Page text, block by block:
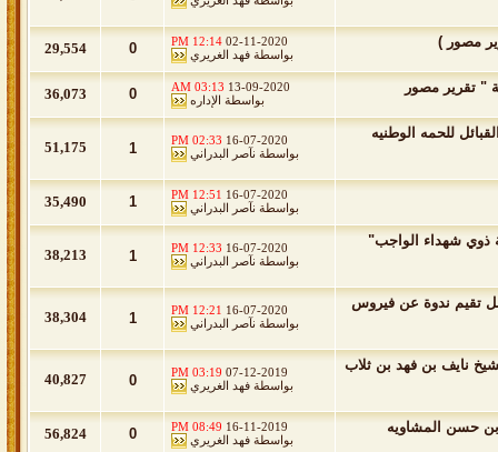
مصور ) 02-11-2020
12:14 PM
بواسطة فهد الغريري 0
29,554
" تقرير مصور 13-09-2020
03:13 AM
بواسطة الإداره 0
36,073
للحمه الوطنيه 16-07-2020
02:33 PM
بواسطة نآصر البدراني 1
51,175
16-07-2020
12:51 PM
بواسطة نآصر البدراني 1
35,490
ذوي شهداء الواجب" 16-07-2020
12:33 PM
بواسطة نآصر البدراني 1
38,213
تقيم ندوة عن فيروس 16-07-2020
12:21 PM
بواسطة نآصر البدراني 1
38,304
نايف بن فهد بن ثلاب 07-12-2019
03:19 PM
بواسطة فهد الغريري 0
40,827
بن حسن المشاويه 16-11-2019
08:49 PM
بواسطة فهد الغريري 0
56,824